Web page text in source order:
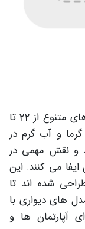
محصولات گرمایشی ایران رادیاتور با توان‌ های متنوع از 22 تا
گرما و آب گرم در
و نقش مهمی در
می‌ کنند. این
شده اند تا
های دیواری با
آپارتمان ها و